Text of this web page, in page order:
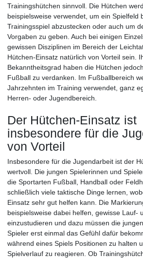
Trainingshütchen sinnvoll. Die Hütchen
beispielsweise verwendet, um ein Spielfeld
Trainingsspiel abzustecken oder auch um
Vorgaben zu geben. Auch bei einigen
gewissen Disziplinen im Bereich der
Hütchen-Einsatz natürlich von Vorteil sein.
Bekanntheitsgrad haben die Hütchen
Fußball zu verdanken. Im Fußballbereich
Jahrzehnten im Training verwendet, ganz
Herren- oder Jugendbereich.
Der Hütchen-Einsatz ist
insbesondere für die
von Vorteil
Insbesondere für die Jugendarbeit ist der
wertvoll. Die jungen Spielerinnen und
die Sportarten Fußball, Handball oder
schließlich viele taktische Dinge lernen,
Einsatz sehr gut helfen kann. Die
beispielsweise dabei helfen, gewisse Lauf-
einzustudieren und dazu müssen die
Spieler erst einmal das Gefühl dafür
während eines Spiels Positionen zu halten
Spielverlauf zu reagieren. Ob